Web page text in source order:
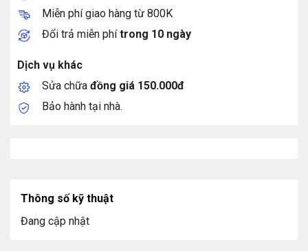
Miễn phí giao hàng từ 800K
Đổi trả miễn phítrong 10 ngày
Dịch vụ khác
Sửa chữa đồng giá 150.000đ
Bảo hành tại nhà.
Thông số kỹ thuật
Đang cập nhật